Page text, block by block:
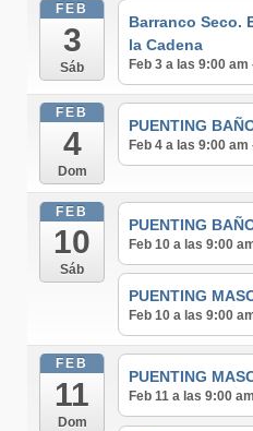
FEB
3
Sáb
Barranco Seco.
la Cadena
Feb 3 a las 9:00 am
FEB
4
Dom
PUENTING
Feb 4 a las 9:00 am
FEB
10
Sáb
PUENTING
Feb 10 a las 9:00
PUENTING
Feb 10 a las 9:00
FEB
11
Dom
PUENTING
Feb 11 a las 9:00